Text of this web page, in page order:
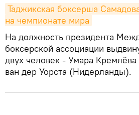
Таджикская боксерша
на чемпионате мира
На должность президента
боксерской ассоциации
двух человек - Умара
ван дер Уорста (Нидерланды).